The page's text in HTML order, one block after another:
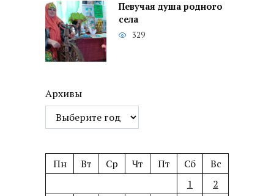
Певучая душа родного
села
329
Архивы
Пн Вт Ср Чт Пт Сб
Вс
1
2